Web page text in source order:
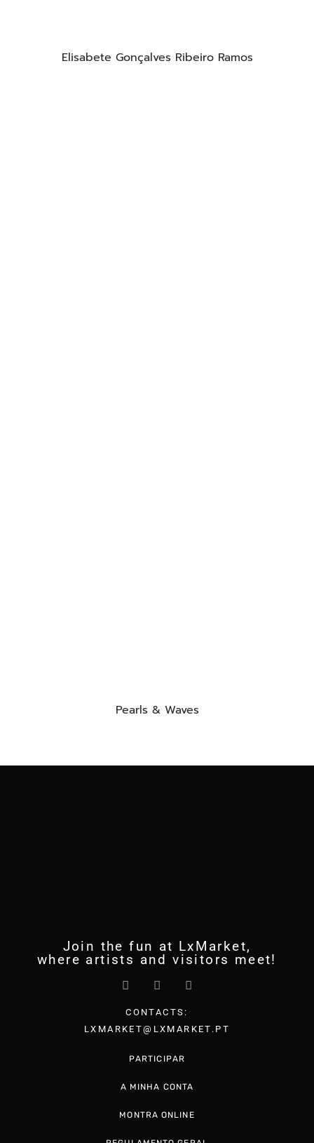
Elisabete Gonçalves Ribeiro Ramos
Pearls & Waves
Join the fun at LxMarket,
where artists and visitors meet!
CONTACTS:
LXMARKET@LXMARKET.PT
PARTICIPAR
A MINHA CONTA
MONTRA ONLINE